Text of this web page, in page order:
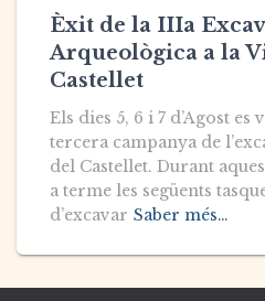
Èxit de la IIIa
Arqueològica a la
Castellet
Els dies 5, 6 i 7 d’Agost es
tercera campanya de
del Castellet. Durant
a terme les següents
d’excavar Saber més…